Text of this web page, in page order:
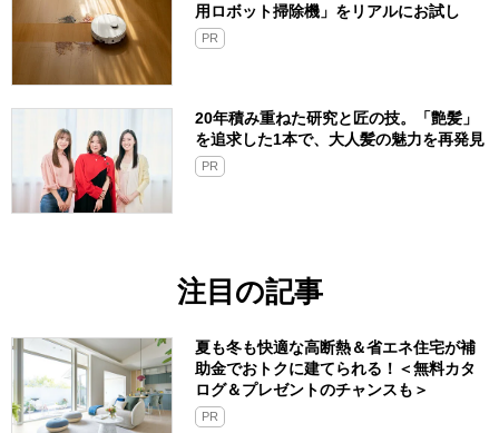
用ロボット掃除機」をリアルにお試し
PR
20年積み重ねた研究と匠の技。「艶髪」
を追求した1本で、大人髪の魅力を再発見
PR
注目の記事
夏も冬も快適な高断熱＆省エネ住宅が補
助金でおトクに建てられる！＜無料カタ
ログ＆プレゼントのチャンスも＞
PR